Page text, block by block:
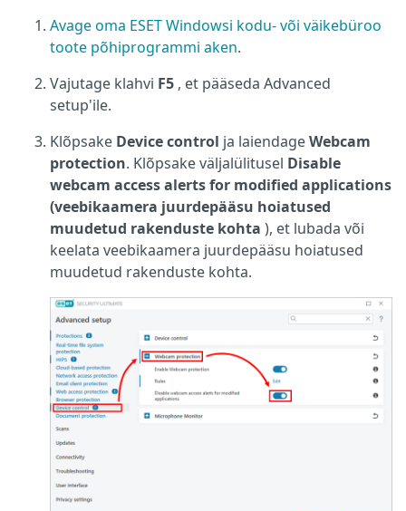
Avage oma ESET Windowsi kodu- või väikebüroo
toote põhiprogrammi aken.
Vajutage klahvi F5 , et pääseda Advanced
setup'ile.
Klõpsake Device control ja laiendageWebcam
protection. Klõpsake väljalülitusel Disable
webcam access alerts for modified applications
(veebikaamera juurdepääsu hoiatused
muudetud rakenduste kohta ), et lubada või
keelata veebikaamera juurdepääsu hoiatused
muudetud rakenduste kohta.